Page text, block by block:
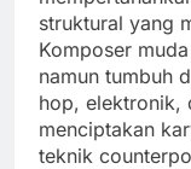
struktural yang
Komposer
namun tumbuh
hop, elektronik,
menciptakan
teknik